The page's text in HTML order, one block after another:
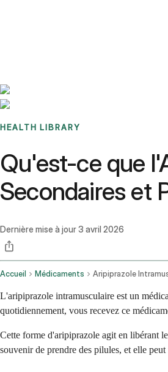
HEALTH LIBRARY
Qu'est-ce que
Secondaires et
Dernière mise à jour3 avril 2026
Accueil Médicaments Aripiprazole
L'aripiprazole intramusculaire est un
quotidiennement, vous recevez ce
Cette forme d'aripiprazole agit en libérant
souvenir de prendre des pilules, et elle